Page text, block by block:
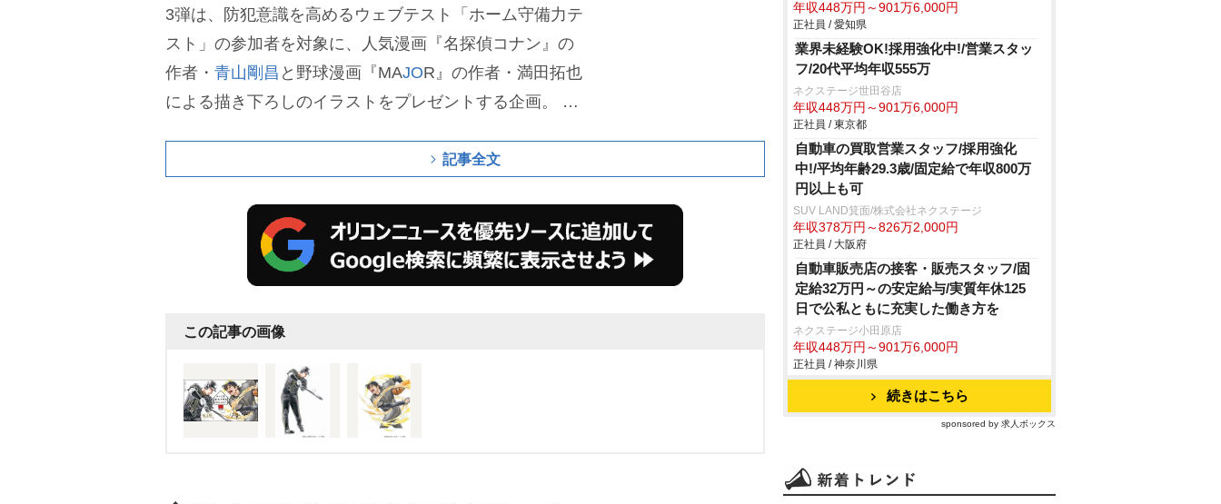
3弾は、防犯意識を高めるウェブテスト「ホーム守備力テ
スト」の参加者を対象に、人気漫画『名探偵コナン』の
作者・ 青山剛昌 と野球漫画『MAJOR』の作者・満田拓也
による描き下ろしのイラストをプレゼントする企画。
投
タッチで表現した夢のコラボレーションが実現した。こ
っぱり工藤っぽさと吾郎っぽさは抜けないね!」「大谷
の「いっけええええ」で事件解決かw」「青山先生の野球
選手めちゃくちゃ貴重じゃない!?」「オークションにかけ
い!」などと反応している。
記事全文
この記事の画像
年収448万円～901万6,000円
正社員 / 愛知県
業界未経験OK!採用強化中!/営業スタッ
フ/20代平均年収555万
ネクステージ世田谷店
年収448万円～901万6,000円
正社員 / 東京都
自動車の買取営業スタッフ/採用強化
中!/平均年齢29.3歳/固定給で年収800万
円以上も可
SUV LAND箕面/株式会社ネクステージ
年収378万円～826万2,000円
正社員 / 大阪府
自動車販売店の接客・販売スタッフ/固
定給32万円～の安定給与/実質年休125
日で公私ともに充実した働き方を
ネクステージ小田原店
年収448万円～901万6,000円
正社員 / 神奈川県
続きはこちら
sponsored by 求人ボックス